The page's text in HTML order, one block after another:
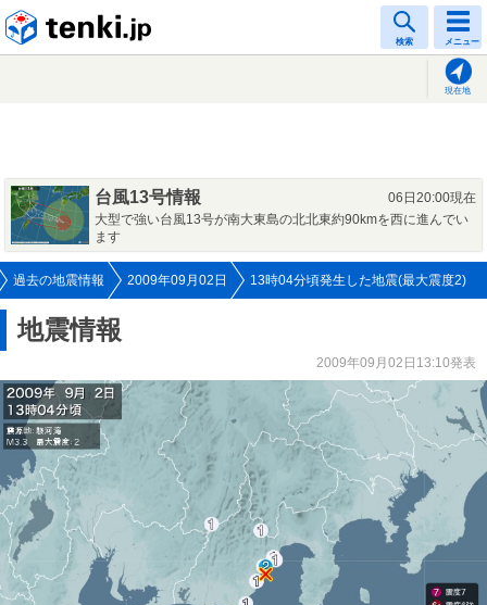
検索 メニュー
現在地
台風13号情報
06日20:00現在
大型で強い台風13号が南大東島の北北東約90kmを西に進んでい
ます
過去の地震情報 2009年09月02日 13時04分頃発生した地震(最大震度2)
地震情報
2009年09月02日13:10発表